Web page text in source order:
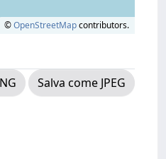
©OpenStreetMapcontributors.
Salva come JPEG